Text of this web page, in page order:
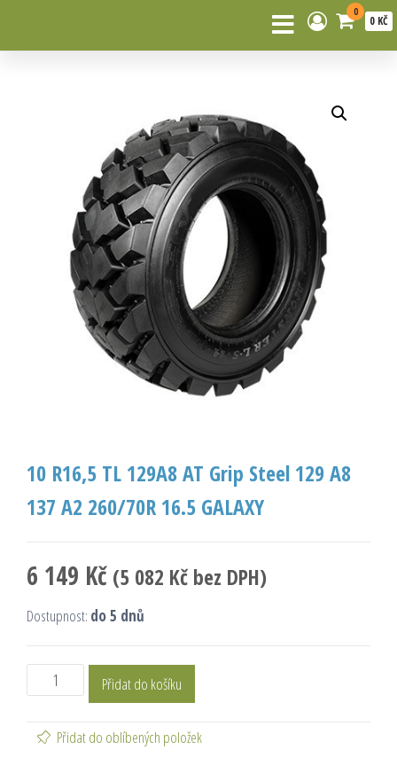
0
0 KČ
10 R16,5 TL 129A8 AT Grip Steel 129 A8
137 A2 260/70R 16.5 GALAXY
6 149 Kč (5 082 Kč bez DPH)
Dostupnost: do 5 dnů
Přidat do košíku
Přidat do oblíbených položek